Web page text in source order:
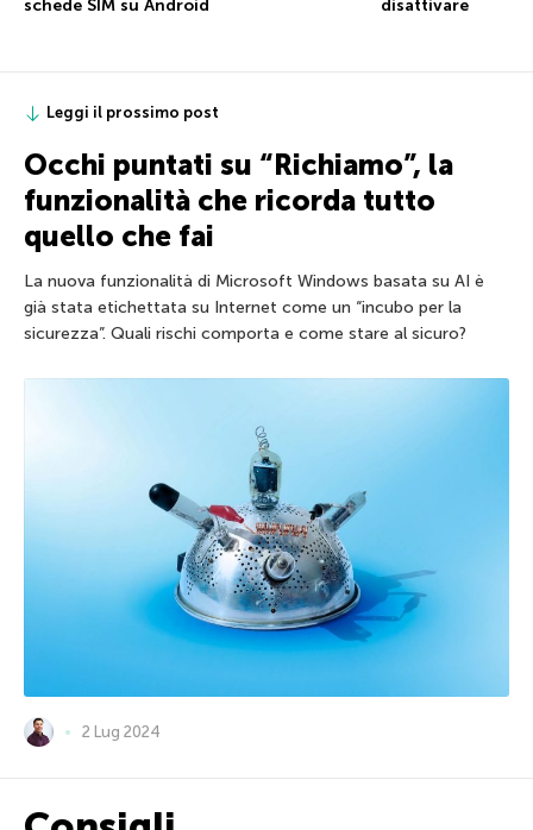
schede SIM su Android disattivare
Leggi il prossimo post
Occhi puntati su “Richiamo”, la
funzionalità che ricorda tutto
quello che fai
La nuova funzionalità di Microsoft Windows basata su AI è
già stata etichettata su Internet come un “incubo per la
sicurezza”. Quali rischi comporta e come stare al sicuro?
2 Lug 2024